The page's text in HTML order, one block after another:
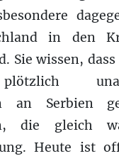
in den
Sie wissen,
an Serbien
die gleich
Heute ist